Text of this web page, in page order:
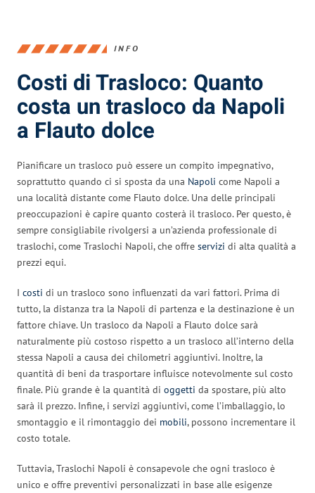
INFO
Costi di Trasloco: Quanto
costa un trasloco da Napoli
a Flauto dolce
Pianificare un trasloco può essere un compito impegnativo,
soprattutto quando ci si sposta da una Napoli come Napoli a
una località distante come Flauto dolce. Una delle principali
preoccupazioni è capire quanto costerà il trasloco. Per questo, è
sempre consigliabile rivolgersi a un’azienda professionale di
traslochi, come Traslochi Napoli, che offre servizi di alta qualità a
prezzi equi.
I costi di un trasloco sono influenzati da vari fattori. Prima di
tutto, la distanza tra la Napoli di partenza e la destinazione è un
fattore chiave. Un trasloco da Napoli a Flauto dolce sarà
naturalmente più costoso rispetto a un trasloco all’interno della
stessa Napoli a causa dei chilometri aggiuntivi. Inoltre, la
quantità di beni da trasportare influisce notevolmente sul costo
finale. Più grande è la quantità di oggetti da spostare, più alto
sarà il prezzo. Infine, i servizi aggiuntivi, come l’imballaggio, lo
smontaggio e il rimontaggio dei mobili, possono incrementare il
costo totale.
Tuttavia, Traslochi Napoli è consapevole che ogni trasloco è
unico e offre preventivi personalizzati in base alle esigenze